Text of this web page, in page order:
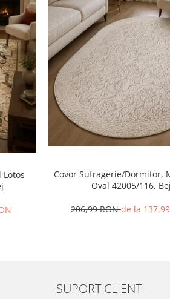
Covor Sufragerie/Dormitor,
Oval 42005/116, Bej
206,99 RONde la
SUPORT CLIENTI